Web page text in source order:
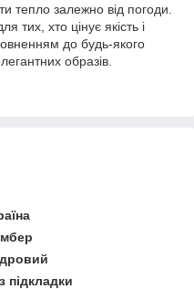
тепло залежно від погоди.
тих, хто цінує якість і
до будь-якого
образів.
підкладки